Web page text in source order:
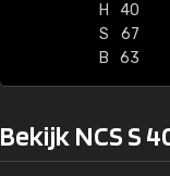
H
40
S
67
B
63
Bekijk NCS S